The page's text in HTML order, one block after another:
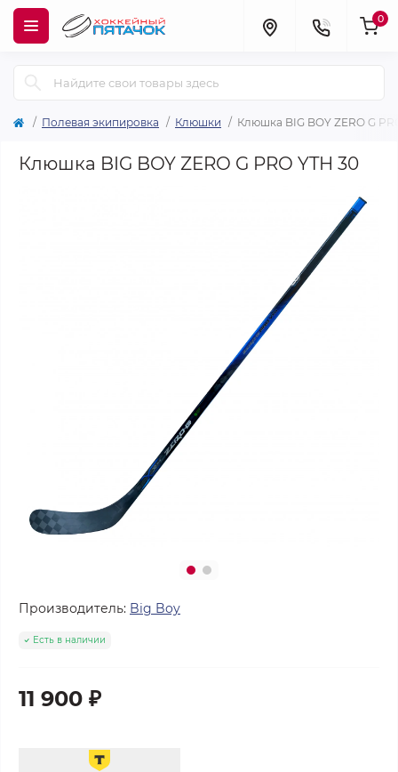
0
Полевая экипировка Клюшки Клюшка BIG BOY ZERO G
Клюшка BIG BOY ZERO G PRO YTH 30
Производитель: Big Boy
Есть в наличии
11 900 ₽